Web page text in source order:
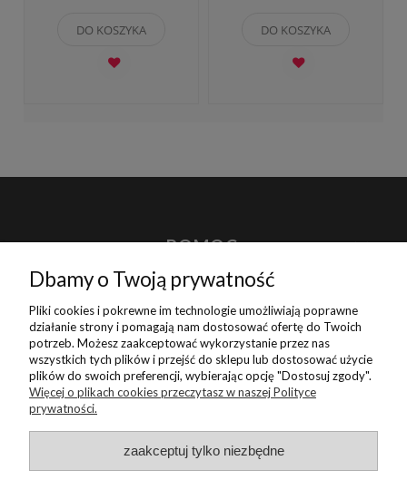
DO KOSZYKA DO KOSZYKA
POMOC
PŁATNOŚCI I DOSTAWA
O NAS
Dbamy o Twoją prywatność
Pliki cookies i pokrewne im technologie umożliwiają poprawne
działanie strony i pomagają nam dostosować ofertę do Twoich
potrzeb. Możesz zaakceptować wykorzystanie przez nas
wszystkich tych plików i przejść do sklepu lub dostosować użycie
plików do swoich preferencji, wybierając opcję "Dostosuj zgody".
Więcej o plikach cookies przeczytasz w naszej Polityce
prywatności.
zaakceptuj tylko niezbędne